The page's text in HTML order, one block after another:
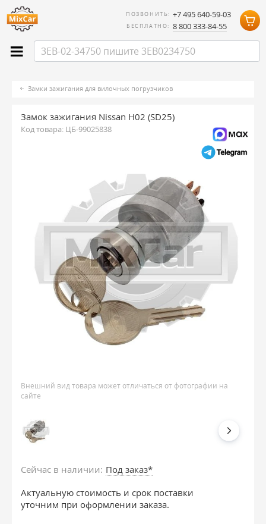
ПОЗВОНИТЬ: +7 495 640-59-03
БЕСПЛАТНО: 8 800 333-84-55
Замки зажигания для вилочных погрузчиков
Замок зажигания Nissan H02 (SD25)
Код товара: ЦБ-99025838
Внешний вид товара может отличаться от фотографии на
сайте
Сейчас в наличии: Под заказ*
Актуальную стоимость и срок поставки
уточним при оформлении заказа.